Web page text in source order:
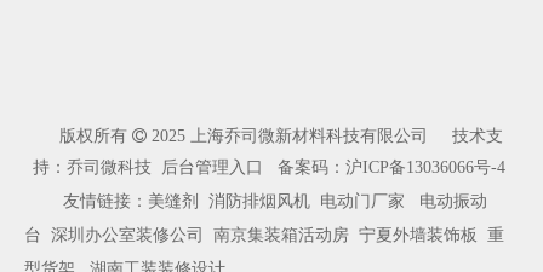
版权所有  2025 上海乔司微新材料科技有限公司 技术支
持：乔司微科技 后台管理入口 备案码： 沪ICP备13036066号-4
友情链接： 美缝剂 消防排烟风机 电动门厂家
电动振动
台 深圳办公室装修公司 南京集装箱活动房 宁夏外墙装饰板
重